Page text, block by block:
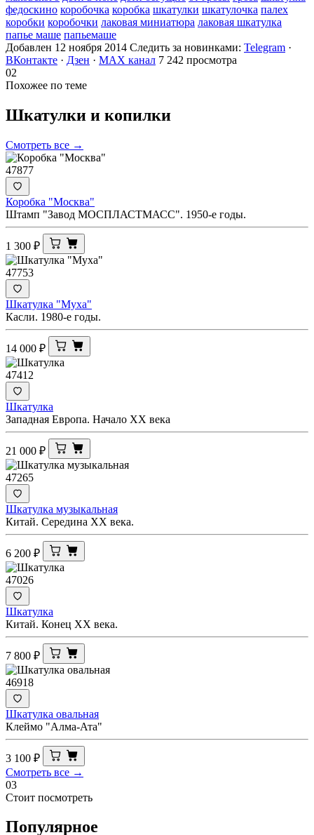
федоскино коробочка коробка шкатулки шкатулочка палех
коробки коробочки лаковая миниатюра лаковая шкатулка
папье маше папьемаше
Добавлен 12 ноября 2014 Следить за новинками: Telegram ·
ВКонтакте · Дзен · MAX канал 7 242 просмотра
02
Похожее по теме
Шкатулки и копилки
Смотреть все →
47877
Коробка "Москва"
Штамп "Завод МОСПЛАСТМАСС". 1950-е годы.
1 300 ₽
47753
Шкатулка "Муха"
Касли. 1980-е годы.
14 000 ₽
47412
Шкатулка
Западная Европа. Начало ХХ века
21 000 ₽
47265
Шкатулка музыкальная
Китай. Середина ХХ века.
6 200 ₽
47026
Шкатулка
Китай. Конец ХХ века.
7 800 ₽
46918
Шкатулка овальная
Клеймо "Алма-Ата"
3 100 ₽
Смотреть все →
03
Стоит посмотреть
Популярное